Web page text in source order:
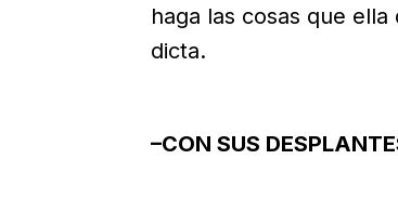
haga las cosas que
dicta.
–CON SUS